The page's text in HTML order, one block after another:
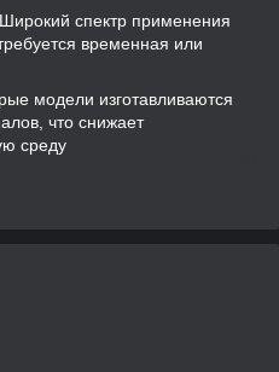
Широкий спектр применения
временная или
модели изготавливаются
что снижает
среду